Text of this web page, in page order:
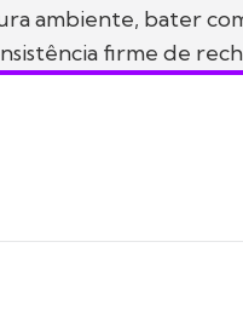
ambiente, bater
firme de